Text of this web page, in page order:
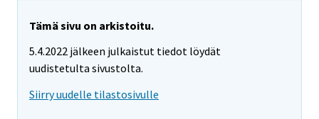
Tämä sivu on arkistoitu.
5.4.2022 jälkeen julkaistut tiedot löydät
uudistetulta sivustolta.
Siirry uudelle tilastosivulle